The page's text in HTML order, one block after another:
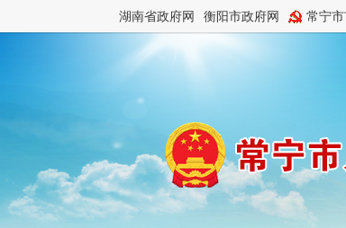
湖南省政府网 衡阳市政府网 常宁